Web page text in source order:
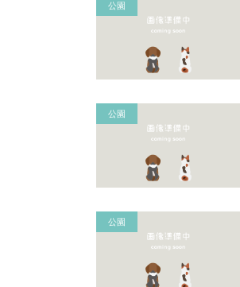
公園
公園
公園